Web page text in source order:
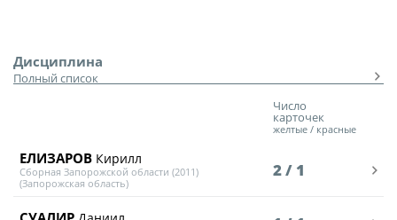
Дисциплина
Полный список
Число
карточек
желтые / красные
ЕЛИЗАРОВ Кирилл
Сборная Запорожской области (2011)
(Запорожская область)
2 / 1